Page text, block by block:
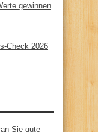
gewinnen
Check 2026
Sie gute